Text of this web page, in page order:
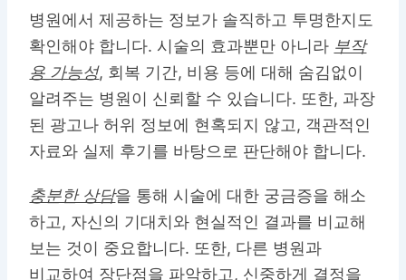
병원에서 제공하는 정보가 솔직하고 투명한지도
확인해야 합니다. 시술의 효과뿐만 아니라 부작
용 가능성, 회복 기간, 비용 등에 대해 숨김없이
알려주는 병원이 신뢰할 수 있습니다. 또한, 과장
된 광고나 허위 정보에 현혹되지 않고, 객관적인
자료와 실제 후기를 바탕으로 판단해야 합니다.
충분한 상담을 통해 시술에 대한 궁금증을 해소
하고, 자신의 기대치와 현실적인 결과를 비교해
보는 것이 중요합니다. 또한, 다른 병원과
비교하여 장단점을 파악하고, 신중하게 결정을